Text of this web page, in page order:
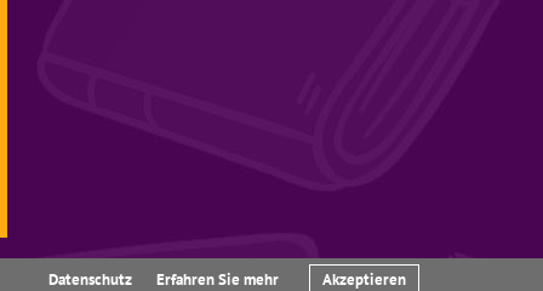
Datenschutz Erfahren Sie mehr Akzeptieren